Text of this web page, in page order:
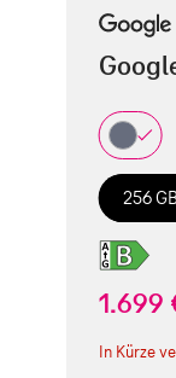
256 GB
1.699
In Kürze